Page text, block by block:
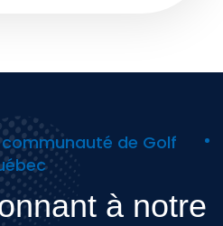
de Golf
à notre